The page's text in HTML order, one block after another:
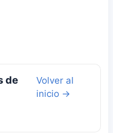
de
Volver al
inicio →